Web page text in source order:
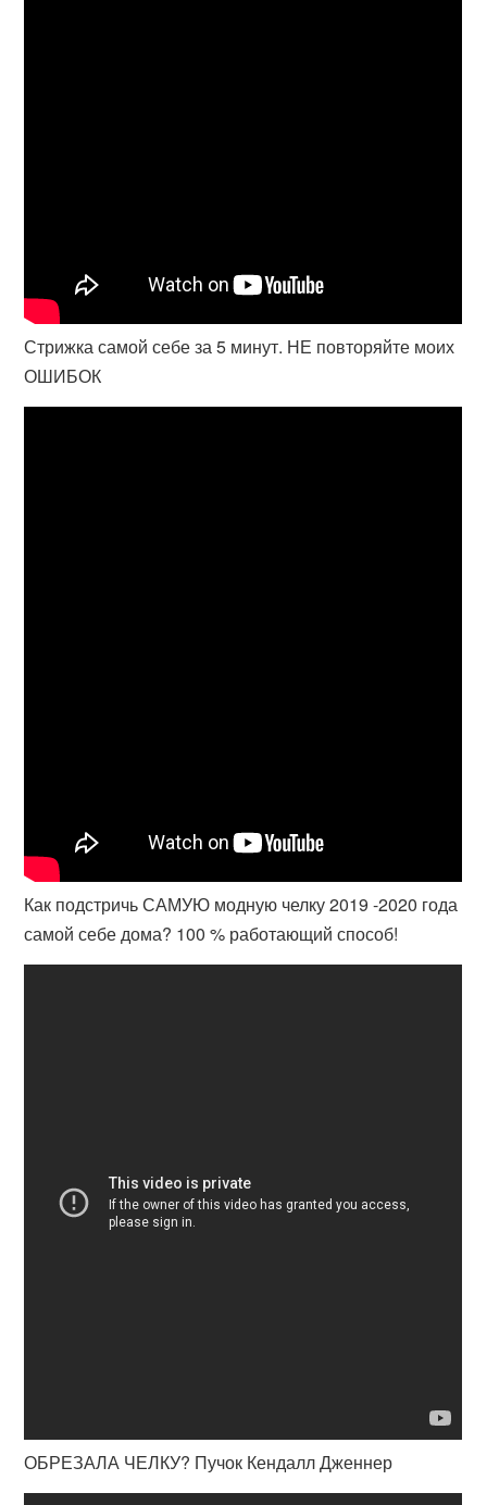
Стрижка самой себе за 5 минут. НЕ повторяйте моих
ОШИБОК
Как подстричь САМУЮ модную челку 2019 -2020 года
самой себе дома? 100 % работающий способ!
ОБРЕЗАЛА ЧЕЛКУ? Пучок Кендалл Дженнер